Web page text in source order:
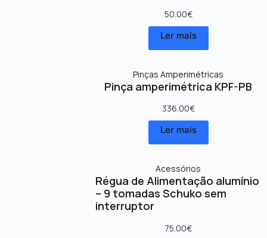
50.00€
Ler mais
Pinças Amperimétricas
Pinça amperimétrica KPF-PB
336.00€
Ler mais
Acessórios
Régua de Alimentação alumínio
– 9 tomadas Schuko sem
interruptor
75.00€